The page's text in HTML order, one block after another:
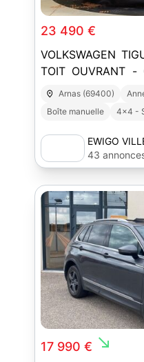
23 490 €
VOLKSWAGEN
TOIT OUVRANT
BOITE MANUELLE
Arnas (69400)
Boîte manuelle
4x4 -
EWIGO
(69)
43
17 990 € south_east